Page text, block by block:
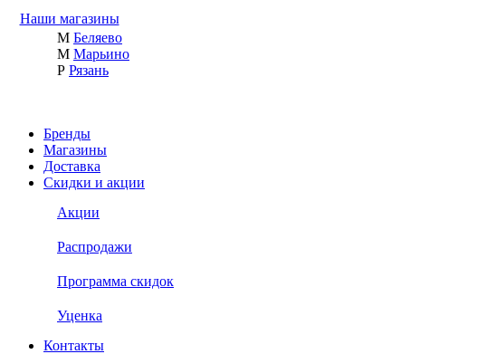
Наши магазины
М Беляево
М Марьино
Р Рязань
Бренды
Магазины
Доставка
Скидки и акции
Акции
Распродажи
Программа скидок
Уценка
Контакты